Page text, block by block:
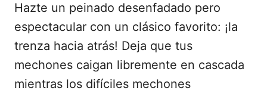
Hazte un peinado desenfadado pero
espectacular con un clásico favorito: ¡la
trenza hacia atrás! Deja que tus
mechones caigan libremente en cascada
mientras los difíciles mechones